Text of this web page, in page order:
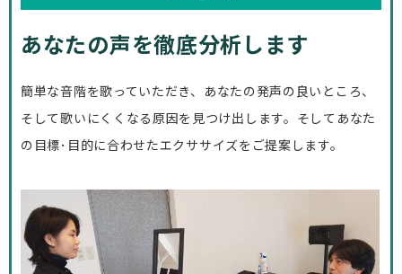
あなたの声を徹底分析します
簡単な音階を歌っていただき、 あなたの発声の良いところ、
そして歌いにくくなる原因を見つけ出します。 そしてあなた
の目標･目的に合わせたエクササイズをご提案します。